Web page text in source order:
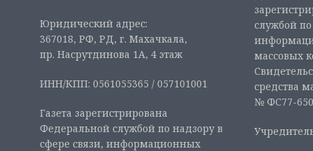
Юридический адрес:
367018, РФ, РД, г. Махачкала,
пр. Насрутдинова 1А, 4 этаж
ИНН/КПП: 0561055365 / 057101001
Газета зарегистрирована
Федеральной службой по надзору в
сфере связи, информационных
службой
массовых
средства
№ ФС77-